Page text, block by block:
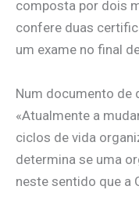
composta por dois
confere duas
um exame no final
Num documento de
«Atualmente a
ciclos de vida
determina se uma
neste sentido que a